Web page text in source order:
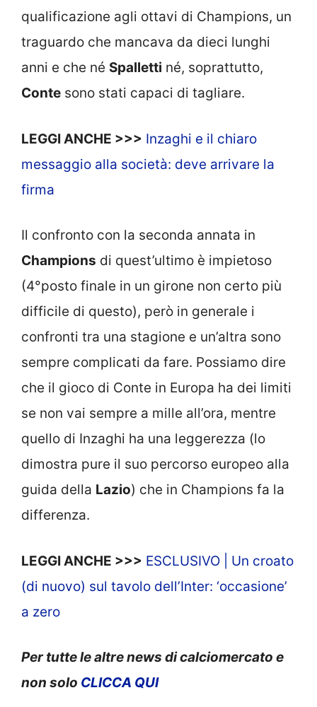
qualificazione agli ottavi di Champions, un
traguardo che mancava da dieci lunghi
anni e che né Spalletti né, soprattutto,
Conte sono stati capaci di tagliare.
LEGGI ANCHE >>> Inzaghi e il chiaro
messaggio alla società: deve arrivare la
firma
Il confronto con la seconda annata in
Champions di quest’ultimo è impietoso
(4°posto finale in un girone non certo più
difficile di questo), però in generale i
confronti tra una stagione e un’altra sono
sempre complicati da fare. Possiamo dire
che il gioco di Conte in Europa ha dei limiti
se non vai sempre a mille all’ora, mentre
quello di Inzaghi ha una leggerezza (lo
dimostra pure il suo percorso europeo alla
guida della Lazio) che in Champions fa la
differenza.
LEGGI ANCHE >>> ESCLUSIVO | Un croato
(di nuovo) sul tavolo dell’Inter: ‘occasione’
a zero
Per tutte le altre news di calciomercato e
non solo CLICCA QUI